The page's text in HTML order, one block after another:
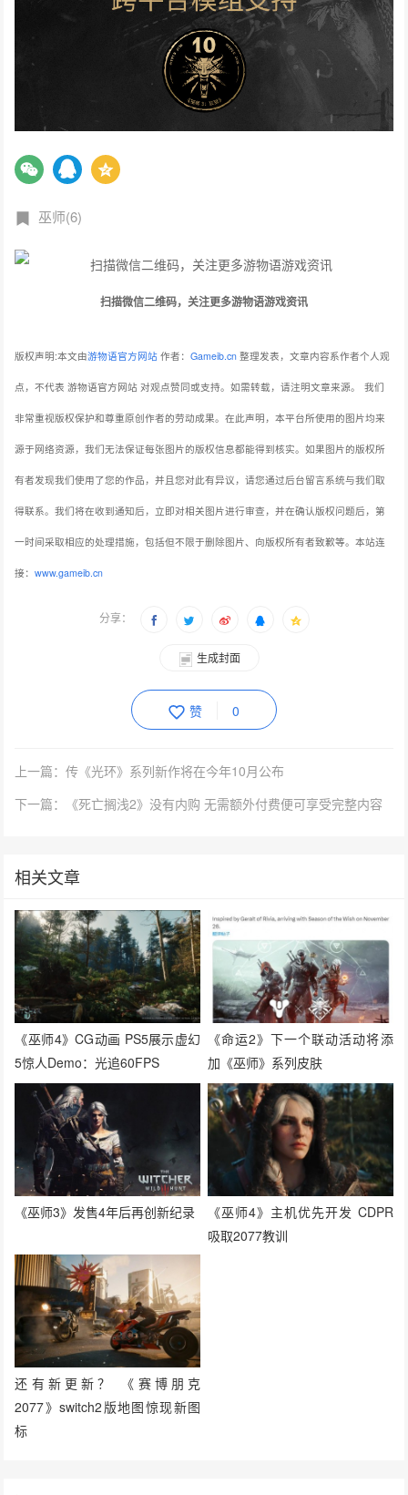
巫师(6)
扫描微信二维码，关注更多游物语游戏资讯
版权声明:本文由游物语官方网站 作者：Gameib.cn 整理发表，文章内容系作者个人观
点，不代表 游物语官方网站 对观点赞同或支持。如需转载，请注明文章来源。 我们
非常重视版权保护和尊重原创作者的劳动成果。在此声明，本平台所使用的图片均来
源于网络资源，我们无法保证每张图片的版权信息都能得到核实。如果图片的版权所
有者发现我们使用了您的作品，并且您对此有异议，请您通过后台留言系统与我们取
得联系。我们将在收到通知后，立即对相关图片进行审查，并在确认版权问题后，第
一时间采取相应的处理措施，包括但不限于删除图片、向版权所有者致歉等。本站连
接：www.gameib.cn
分享：
生成封面
赞 0
上一篇：传《光环》系列新作将在今年10月公布
下一篇：《死亡搁浅2》没有内购 无需额外付费便可享受完整内容
相关文章
《巫师4》CG动画 PS5展示虚幻
5惊人Demo：光追60FPS
《命运2》下一个联动活动将添
加《巫师》系列皮肤
《巫师3》发售4年后再创新纪录
《巫师4》主机优先开发 CDPR
吸取2077教训
还有新更新？ 《赛博朋克
2077》switch2版地图惊现新图
标